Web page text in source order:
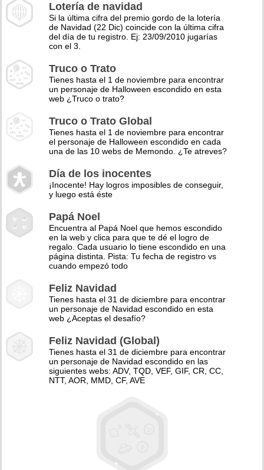
Lotería de navidad
Si la última cifra del premio gordo de la lotería
de Navidad (22 Dic) coincide con la última cifra
del día de tu registro. Ej: 23/09/2010 jugarías
con el 3.
Truco o Trato
Tienes hasta el 1 de noviembre para encontrar
un personaje de Halloween escondido en esta
web ¿Truco o trato?
Truco o Trato Global
Tienes hasta el 1 de noviembre para encontrar
el personaje de Halloween escondido en cada
una de las 10 webs de Memondo. ¿Te atreves?
Día de los inocentes
¡Inocente! Hay logros imposibles de conseguir,
y luego está éste
Papá Noel
Encuentra al Papá Noel que hemos escondido
en la web y clica para que te dé el logro de
regalo. Cada usuario lo tiene escondido en una
página distinta. Pista: Tu fecha de registro vs
cuando empezó todo
Feliz Navidad
Tienes hasta el 31 de diciembre para encontrar
un personaje de Navidad escondido en esta
web ¿Aceptas el desafío?
Feliz Navidad (Global)
Tienes hasta el 31 de diciembre para encontrar
un personaje de Navidad escondido en las
siguientes webs: ADV, TQD, VEF, GIF, CR, CC,
NTT, AOR, MMD, CF, AVE